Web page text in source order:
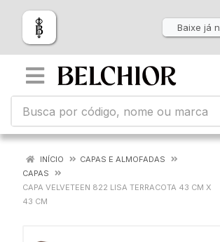
Baixe já
INÍCIO
CAPAS E ALMOFADAS
CAPAS
CAPA VELVETEEN 822 LISA TERRACOTA 43 CM X
43 CM